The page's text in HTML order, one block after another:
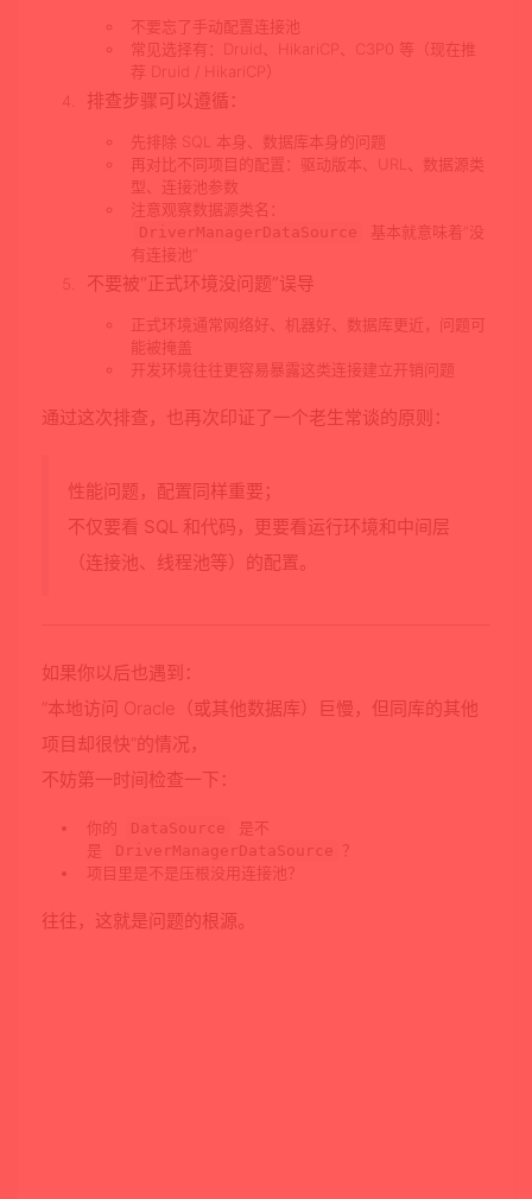
不要忘了手动配置连接池
常见选择有：Druid、HikariCP、C3P0 等（现在推
荐 Druid / HikariCP）
排查步骤可以遵循：
先排除 SQL 本身、数据库本身的问题
再对比不同项目的配置：驱动版本、URL、数据源类
型、连接池参数
注意观察数据源类名：
DriverManagerDataSource
基本就意味着“没
有连接池”
不要被“正式环境没问题”误导
正式环境通常网络好、机器好、数据库更近，问题可
能被掩盖
开发环境往往更容易暴露这类连接建立开销问题
通过这次排查，也再次印证了一个老生常谈的原则：
性能问题，配置同样重要；
不仅要看 SQL 和代码，更要看运行环境和中间层
（连接池、线程池等）的配置。
如果你以后也遇到：
“本地访问 Oracle（或其他数据库）巨慢，但同库的其他
项目却很快”的情况，
不妨第一时间检查一下：
你的 DataSource
是不
是
DriverManagerDataSource
？
项目里是不是压根没用连接池？
往往，这就是问题的根源。